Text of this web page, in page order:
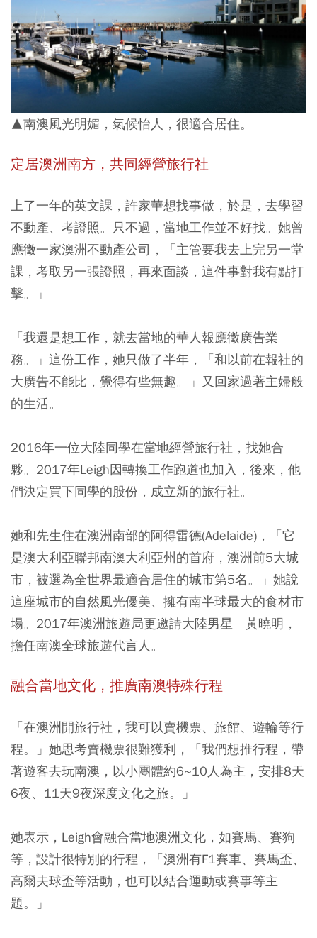
▲南澳風光明媚，氣候怡人，很適合居住。
定居澳洲南方，共同經營旅行社
上了一年的英文課，許家華想找事做，於是，去學習
不動產、考證照。只不過，當地工作並不好找。她曾
應徵一家澳洲不動產公司，「主管要我去上完另一堂
課，考取另一張證照，再來面談，這件事對我有點打
擊。」
「我還是想工作，就去當地的華人報應徵廣告業
務。」這份工作，她只做了半年，「和以前在報社的
大廣告不能比，覺得有些無趣。」又回家過著主婦般
的生活。
2016年一位大陸同學在當地經營旅行社，找她合
夥。2017年Leigh因轉換工作跑道也加入，後來，他
們決定買下同學的股份，成立新的旅行社。
她和先生住在澳洲南部的阿得雷德(Adelaide)，「它
是澳大利亞聯邦南澳大利亞州的首府，澳洲前5大城
市，被選為全世界最適合居住的城市第5名。」她說
這座城市的自然風光優美、擁有南半球最大的食材市
場。2017年澳洲旅遊局更邀請大陸男星—黃曉明，
擔任南澳全球旅遊代言人。
融合當地文化，推廣南澳特殊行程
「在澳洲開旅行社，我可以賣機票、旅館、遊輪等行
程。」她思考賣機票很難獲利，「我們想推行程，帶
著遊客去玩南澳，以小團體約6~10人為主，安排8天
6夜、11天9夜深度文化之旅。」
她表示，Leigh會融合當地澳洲文化，如賽馬、賽狗
等，設計很特別的行程，「澳洲有F1賽車、賽馬盃、
高爾夫球盃等活動，也可以結合運動或賽事等主
題。」